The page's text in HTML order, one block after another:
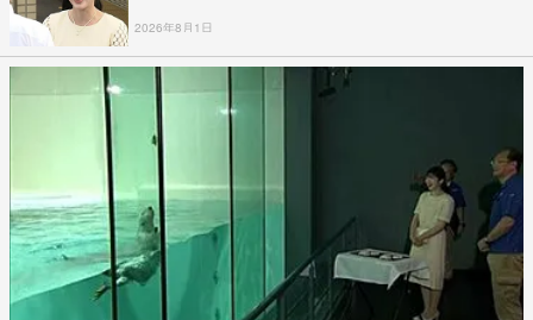
2026年8月1日